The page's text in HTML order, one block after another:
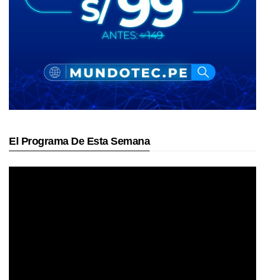
El Programa De Esta Semana